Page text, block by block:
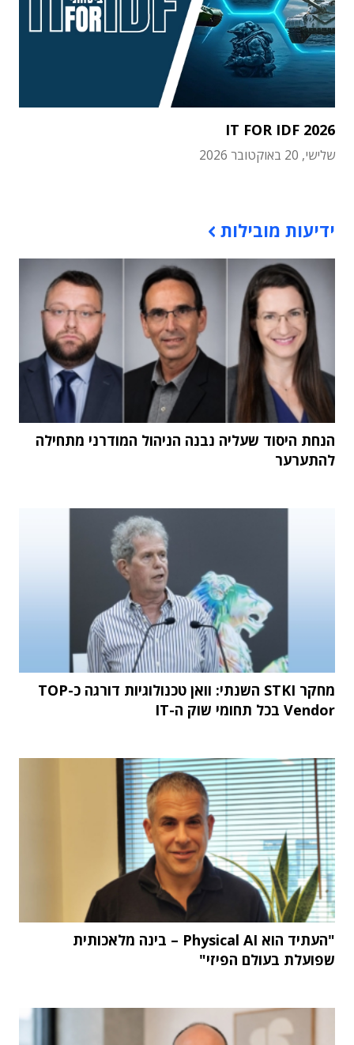
IT FOR IDF 2026
שלישי, 20 באוקטובר 2026
ידיעות מובילות
הנחת היסוד שעליה נבנה הניהול המודרני מתחילה
להתערער
מחקר STKI השנתי: וואן טכנולוגיות דורגה כ-TOP
Vendor בכל תחומי שוק ה-IT
"העתיד הוא Physical AI – בינה מלאכותית
שפועלת בעולם הפיזי"